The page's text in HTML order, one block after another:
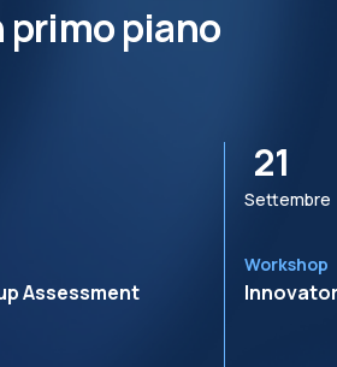
primo piano
Assessment
21
Settembre
Workshop